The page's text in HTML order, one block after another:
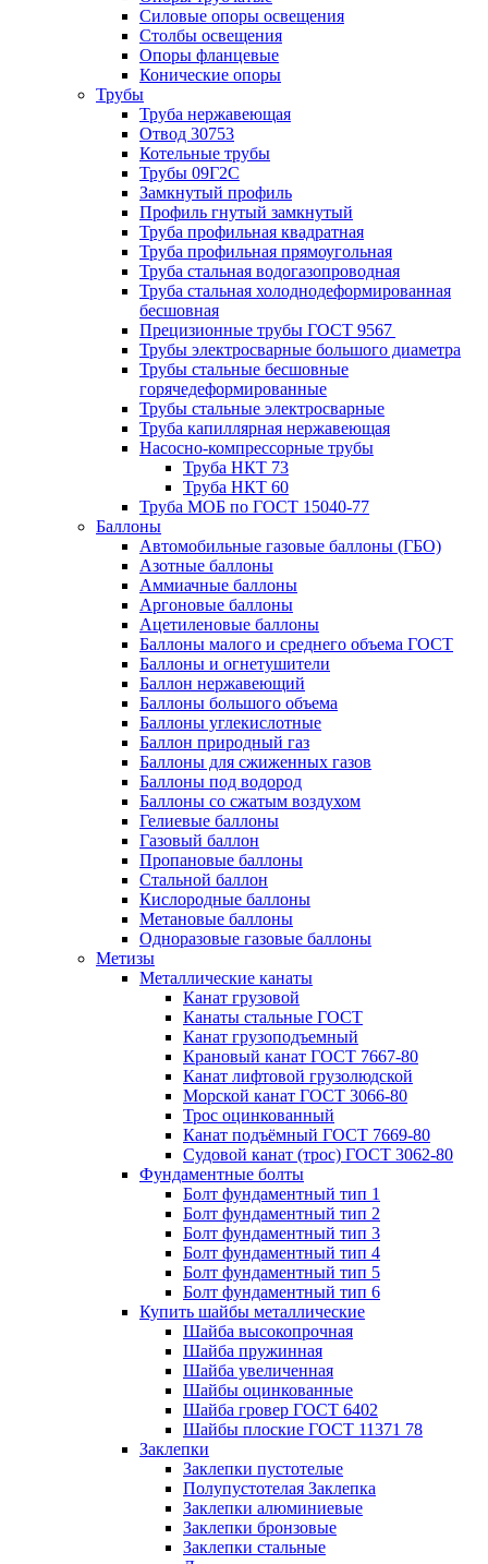
Силовые опоры освещения
Столбы освещения
Опоры фланцевые
Конические опоры
Трубы
Труба нержавеющая
Отвод 30753
Котельные трубы
Трубы 09Г2С
Замкнутый профиль
Профиль гнутый замкнутый
Труба профильная квадратная
Труба профильная прямоугольная
Труба стальная водогазопроводная
Труба стальная холоднодеформированная
бесшовная
Прецизионные трубы ГОСТ 9567
Трубы электросварные большого диаметра
Трубы стальные бесшовные
горячедеформированные
Трубы стальные электросварные
Труба капиллярная нержавеющая
Насосно-компрессорные трубы
Труба НКТ 73
Труба НКТ 60
Труба МОБ по ГОСТ 15040-77
Баллоны
Автомобильные газовые баллоны (ГБО)
Азотные баллоны
Аммиачные баллоны
Аргоновые баллоны
Ацетиленовые баллоны
Баллоны малого и среднего объема ГОСТ
Баллоны и огнетушители
Баллон нержавеющий
Баллоны большого объема
Баллоны углекислотные
Баллон природный газ
Баллоны для сжиженных газов
Баллоны под водород
Баллоны со сжатым воздухом
Гелиевые баллоны
Газовый баллон
Пропановые баллоны
Стальной баллон
Кислородные баллоны
Метановые баллоны
Одноразовые газовые баллоны
Метизы
Металлические канаты
Канат грузовой
Канаты стальные ГОСТ
Канат грузоподъемный
Крановый канат ГОСТ 7667-80
Канат лифтовой грузолюдской
Морской канат ГОСТ 3066-80
Трос оцинкованный
Канат подъёмный ГОСТ 7669-80
Судовой канат (трос) ГОСТ 3062-80
Фундаментные болты
Болт фундаментный тип 1
Болт фундаментный тип 2
Болт фундаментный тип 3
Болт фундаментный тип 4
Болт фундаментный тип 5
Болт фундаментный тип 6
Купить шайбы металлические
Шайба высокопрочная
Шайба пружинная
Шайба увеличенная
Шайбы оцинкованные
Шайба гровер ГОСТ 6402
Шайбы плоские ГОСТ 11371 78
Заклепки
Заклепки пустотелые
Полупустотелая Заклепка
Заклепки алюминиевые
Заклепки бронзовые
Заклепки стальные